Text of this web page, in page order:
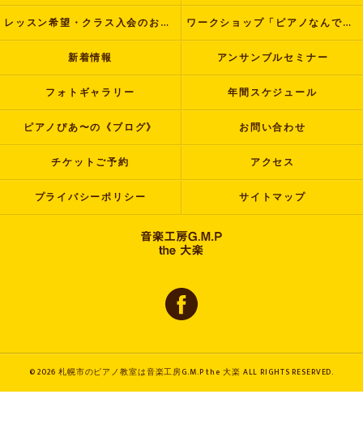
レッスン希望・クラス入会のお申し込み ワークショップ「ピアノなんでも塾」
新着情報 アンサンブルセミナー
フォトギャラリー 年間スケジュール
ピアノぴあ〜の《ブログ》 お問い合わせ
チケットご予約 アクセス
プライバシーポリシー サイトマップ
© 2026 札幌市のピアノ教室は音楽工房G.M.P the 大楽 ALL RIGHTS RESERVED.